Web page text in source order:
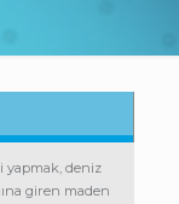
yapmak, deniz
giren maden